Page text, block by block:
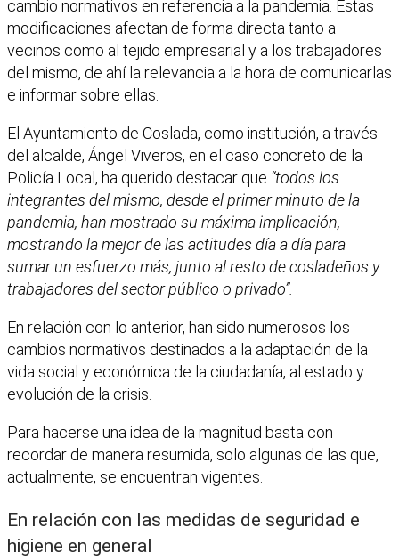
cambio normativos en referencia a la pandemia. Estas
modificaciones afectan de forma directa tanto a
vecinos como al tejido empresarial y a los trabajadores
del mismo, de ahí la relevancia a la hora de comunicarlas
e informar sobre ellas.
El Ayuntamiento de Coslada, como institución, a través
del alcalde, Ángel Viveros, en el caso concreto de la
Policía Local, ha querido destacar que “todos los
integrantes del mismo, desde el primer minuto de la
pandemia, han mostrado su máxima implicación,
mostrando la mejor de las actitudes día a día para
sumar un esfuerzo más, junto al resto de cosladeños y
trabajadores del sector público o privado”.
En relación con lo anterior, han sido numerosos los
cambios normativos destinados a la adaptación de la
vida social y económica de la ciudadanía, al estado y
evolución de la crisis.
Para hacerse una idea de la magnitud basta con
recordar de manera resumida, solo algunas de las que,
actualmente, se encuentran vigentes.
En relación con las medidas de seguridad e
higiene en general